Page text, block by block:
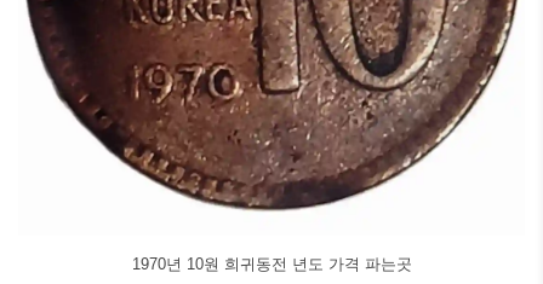
1970년 10원 희귀동전 년도 가격 파는곳